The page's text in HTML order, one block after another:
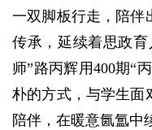
一双脚板行走，陪伴
传承，延续着思政
师”路丙辉用400期“
朴的方式，与学生面
陪伴，在暖意氤氲中